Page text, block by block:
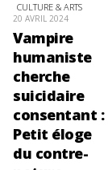
CULTURE & ARTS
20 AVRIL 2024
Vampire
humaniste
cherche
suicidaire
consentant :
Petit éloge
du contre-